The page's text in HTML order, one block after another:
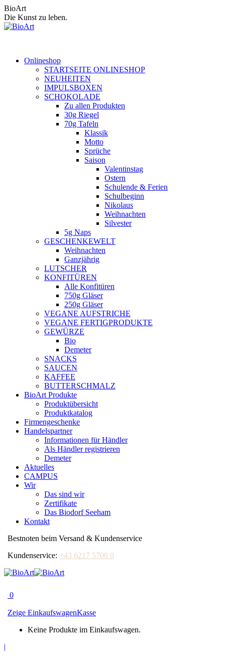
Zum
Inhalt
springen
BioArt
Die Kunst zu leben.
Onlineshop
STARTSEITE ONLINESHOP
NEUHEITEN
IMPULSBOXEN
SCHOKOLADE
Zu allen Produkten
30g Riegel
70g Tafeln
Klassik
Motto
Sprüche
Saison
Valentinstag
Ostern
Schulende & Ferien
Schulbeginn
Nikolaus
Weihnachten
Silvester
5g Naps
GESCHENKEWELT
Weihnachten
Ganzjährig
LUTSCHER
KONFITÜREN
Alle Konfitüren
750g Gläser
250g Gläser
VEGANE AUFSTRICHE
VEGANE FERTIGPRODUKTE
GEWÜRZE
Bio
Demeter
SNACKS
SAUCEN
KAFFEE
BUTTERSCHMALZ
BioArt Produkte
Produktübersicht
Produktkatalog
Firmengeschenke
Handelspartner
Informationen für Händler
Als Händler registrieren
Demeter
Aktuelles
CAMPUS
Wir
Das sind wir
Zertifikate
Das Biodorf Seeham
Kontakt
Bestnoten beim Versand & Kundenservice
Kundenservice: +43 6217 5700 0
0
Zeige EinkaufswagenKasse
Keine Produkte im Einkaufswagen.
|